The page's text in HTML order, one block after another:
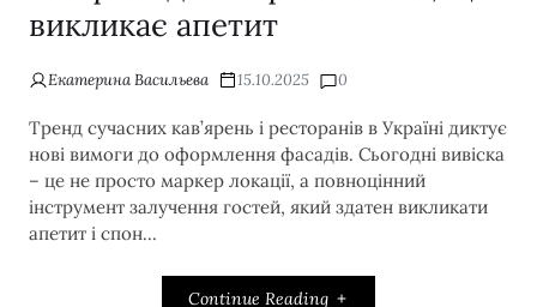
викликає апетит
Екатерина Васильева 15.10.2025 0
Тренд сучасних кав’ярень і ресторанів в Україні диктує
нові вимоги до оформлення фасадів. Сьогодні вивіска
– це не просто маркер локації, а повноцінний
інструмент залучення гостей, який здатен викликати
апетит і спон...
Continue Reading